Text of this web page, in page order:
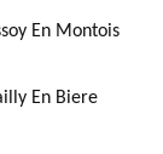
En Montois
En Biere